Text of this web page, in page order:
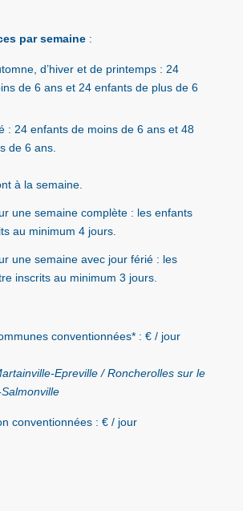
par semaine :
d’hiver et de printemps : 24
de 6 ans et 24 enfants de plus de 6
: 24 enfants de moins de 6 ans et 48
de 6 ans.
à la semaine.
une semaine complète : les enfants
au minimum 4 jours.
une semaine avec jour férié : les
inscrits au minimum 3 jours.
conventionnées* : € / jour
Epreville / Roncherolles sur le
conventionnées : € / jour